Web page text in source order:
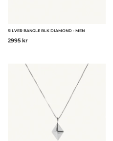
SILVER BANGLE BLK DIAMOND - MEN
2995 kr